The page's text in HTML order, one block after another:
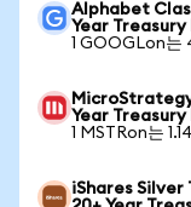
Alphabet
Year Treasury
1 GOOGLon는
Year Treasury
1 MSTRon는
iShares Silver